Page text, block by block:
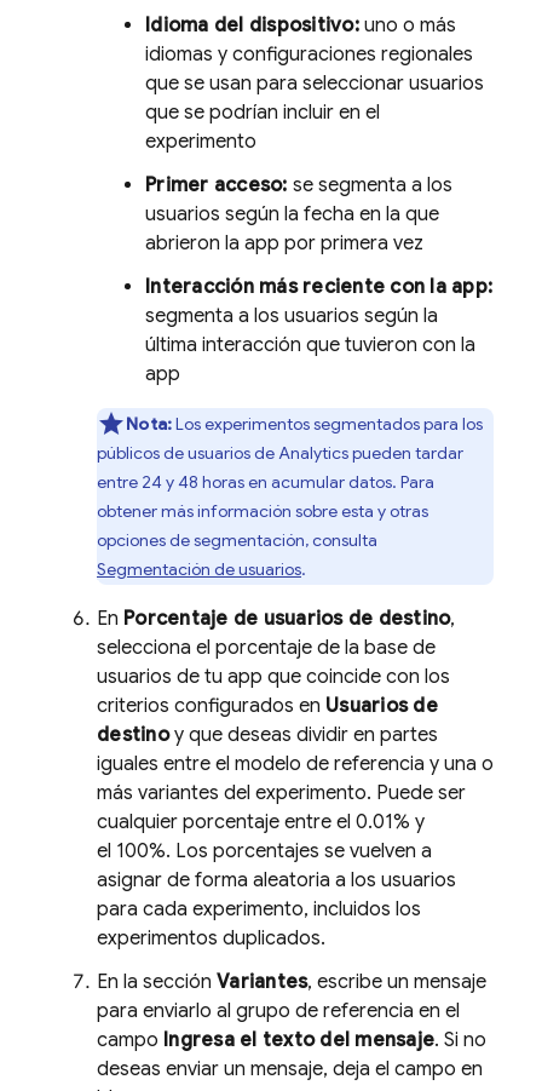
Idioma del dispositivo:uno o más
idiomas y configuraciones regionales
que se usan para seleccionar usuarios
que se podrían incluir en el
experimento
Primer acceso: se segmenta a los
usuarios según la fecha en la que
abrieron la app por primera vez
Interacción más reciente con la app:
segmenta a los usuarios según la
última interacción que tuvieron con la
app
Nota:Los experimentos segmentados para los
públicos de usuarios deAnalyticspueden tardar
entre 24 y 48 horas en acumular datos. Para
obtener más información sobre esta y otras
opciones de segmentación, consulta
Segmentación de usuarios.
En Porcentaje de usuarios de destino,
selecciona el porcentaje de la base de
usuarios de tu app que coincide con los
criterios configurados en Usuarios de
destinoy que deseas dividir en partes
iguales entre el modelo de referencia y una o
más variantes del experimento. Puede ser
cualquier porcentaje entre el 0.01% y
el 100%. Los porcentajes se vuelven a
asignar de forma aleatoria a los usuarios
para cada experimento, incluidos los
experimentos duplicados.
En la sección Variantes, escribe un mensaje
para enviarlo al grupo de referencia en el
campo Ingresa el texto del mensaje. Si no
deseas enviar un mensaje, deja el campo en